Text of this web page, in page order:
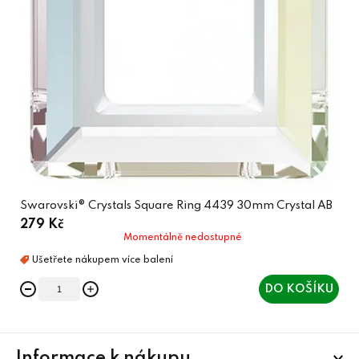
Swarovski® Crystals Square Ring 4439 30mm Crystal AB
279 Kč
Momentálně nedostupné
DO KOŠÍKU